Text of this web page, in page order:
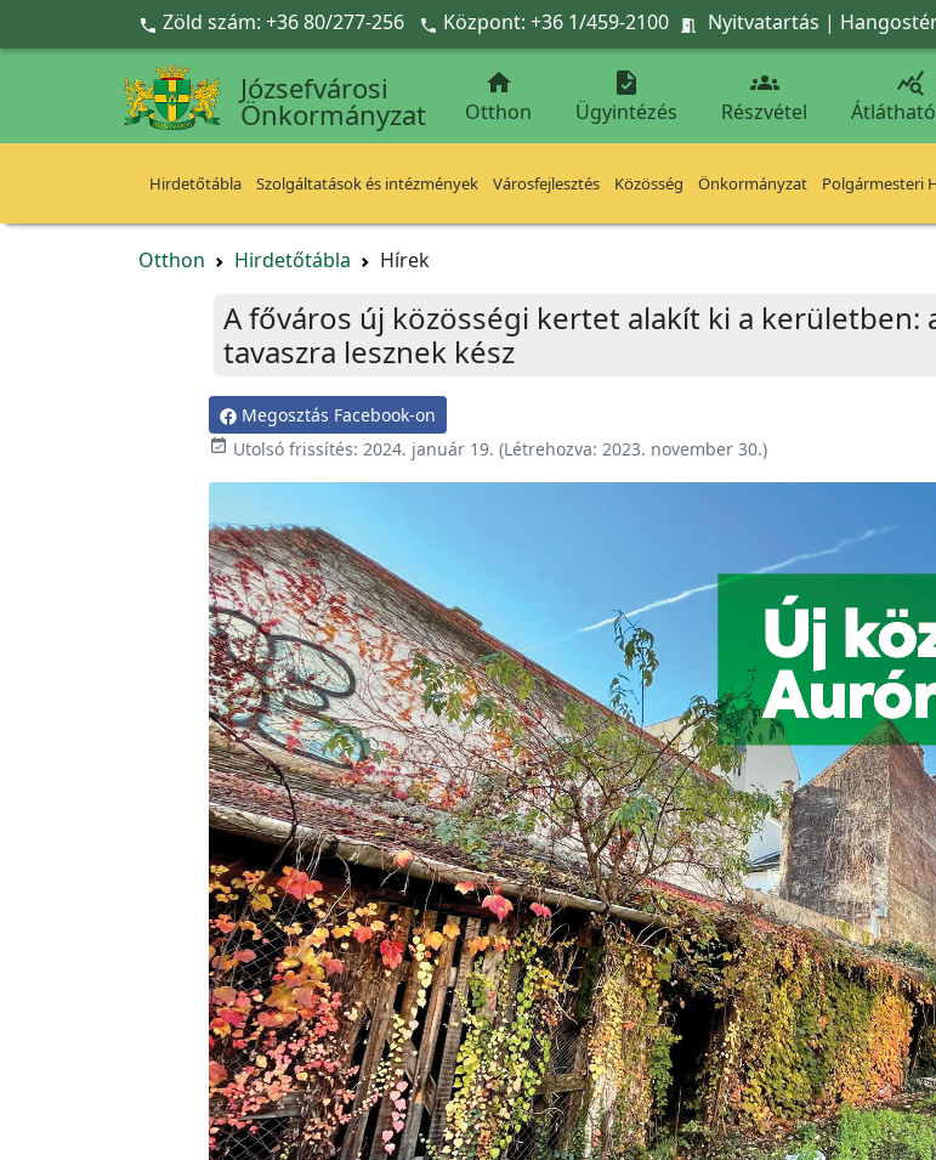
Ugrás a fő tartalomra
 Zöld szám: +36 80/277-256  Központ: +36 1/459-2100  Nyitvatartás |
Józsefvárosi
Önkormányzat

Otthon

Ügyintézés

Részvétel

Hirdetőtábla Szolgáltatások és intézmények Városfejlesztés Közösség Önkormányzat Polgármesteri
Otthon Hirdetőtábla Hírek
A főváros új közösségi kertet alakít ki a
tavaszra lesznek kész
Megosztás Facebook-on
 Utolsó frissítés: 2024. január 19. (Létrehozva: 2023. november 30.)